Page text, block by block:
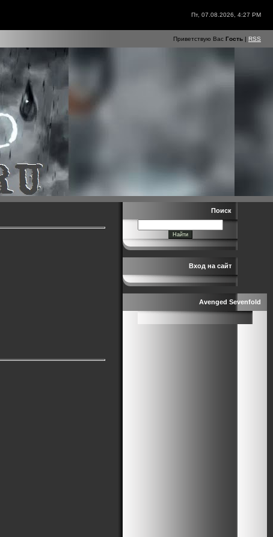
Пт, 07.08.2026, 4:27 PM
Приветствую Вас Гость | RSS
Поиск
Вход на сайт
Avenged Sevenfold